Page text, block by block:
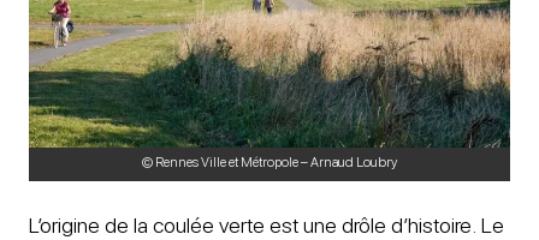
© Rennes Ville et Métropole – Arnaud Loubry
L’origine de la coulée verte est une drôle d’histoire. Le